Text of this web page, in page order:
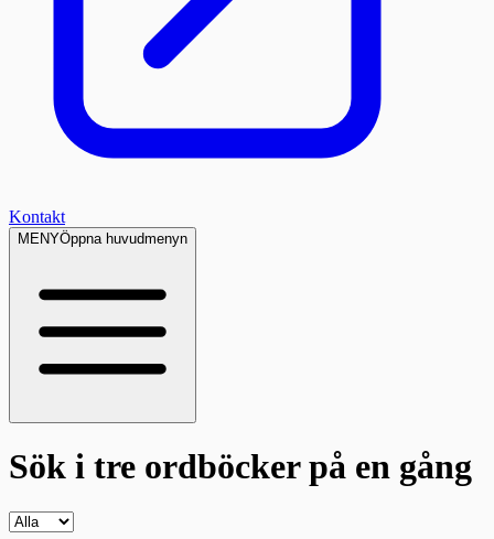
Kontakt
MENYÖppna huvudmenyn
Sök i tre ordböckerpå en gång